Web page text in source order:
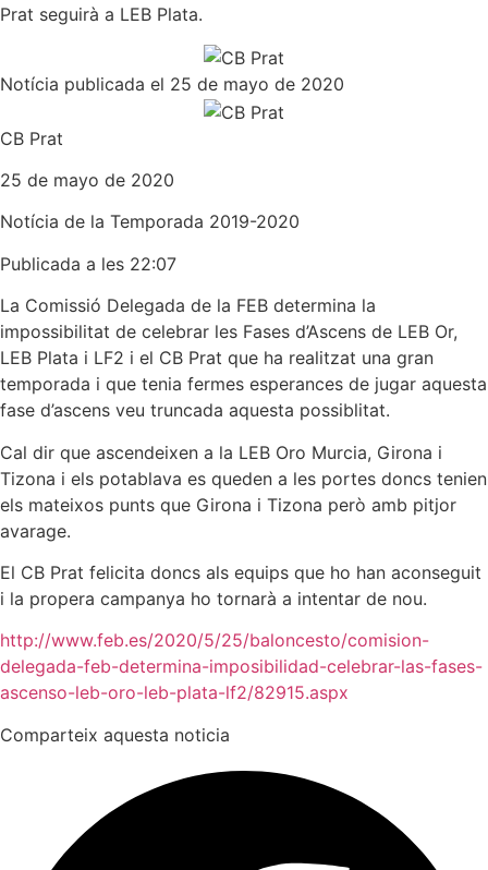
Prat seguirà a LEB Plata.
Notícia publicada el 25 de mayo de 2020
CB Prat
25 de mayo de 2020
Notícia de la Temporada 2019-2020
Publicada a les 22:07
La Comissió Delegada de la FEB determina la
impossibilitat de celebrar les Fases d’Ascens de LEB Or,
LEB Plata i LF2 i el CB Prat que ha realitzat una gran
temporada i que tenia fermes esperances de jugar aquesta
fase d’ascens veu truncada aquesta possiblitat.
Cal dir que ascendeixen a la LEB Oro Murcia, Girona i
Tizona i els potablava es queden a les portes doncs tenien
els mateixos punts que Girona i Tizona però amb pitjor
avarage.
El CB Prat felicita doncs als equips que ho han aconseguit
i la propera campanya ho tornarà a intentar de nou.
http://www.feb.es/2020/5/25/baloncesto/comision-
delegada-feb-determina-imposibilidad-celebrar-las-fases-
ascenso-leb-oro-leb-plata-lf2/82915.aspx
Comparteix aquesta noticia